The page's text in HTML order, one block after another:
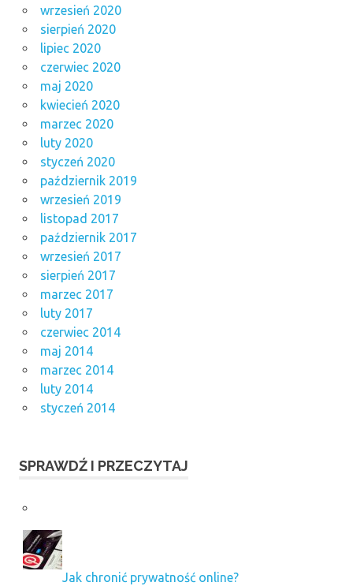
wrzesień 2020
sierpień 2020
lipiec 2020
czerwiec 2020
maj 2020
kwiecień 2020
marzec 2020
luty 2020
styczeń 2020
październik 2019
wrzesień 2019
listopad 2017
październik 2017
wrzesień 2017
sierpień 2017
marzec 2017
luty 2017
czerwiec 2014
maj 2014
marzec 2014
luty 2014
styczeń 2014
SPRAWDŹ I PRZECZYTAJ
Jak chronić prywatność online?